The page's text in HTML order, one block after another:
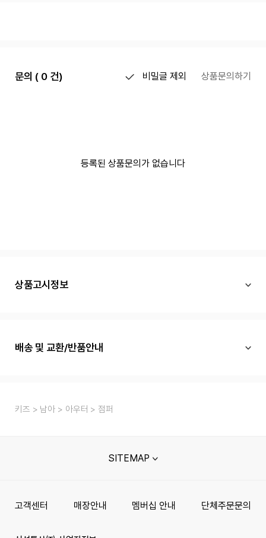
문의 ( 0 건) 비밀글 제외 상품문의하기
등록된 상품문의가 없습니다
상품고시정보
배송 및 교환/반품안내
키즈 남아 아우터 점퍼
SITEMAP
고객센터 매장안내 멤버십 안내 단체주문문의